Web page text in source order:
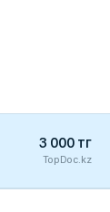
3 000 тг
TopDoc.kz